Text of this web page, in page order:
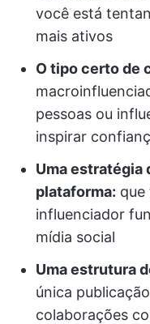
você está
mais ativos
O tipo certo de
pessoas ou
inspirar
Uma estratégia
plataforma:
influenciador
mídia social
Uma estrutura
única
colaborações